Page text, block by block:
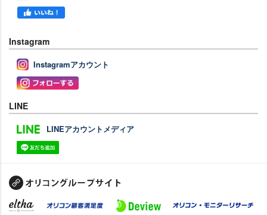
Instagram
Instagramアカウント
LINE
LINEアカウントメディア